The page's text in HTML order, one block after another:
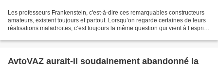
Les professeurs Frankenstein, c'est-à-dire ces remarquables constructeurs
amateurs, existent toujours et partout. Lorsqu’on regarde certaines de leurs
réalisations maladroites, c’est toujours la même question qui vient à l’esprit !
AvtoVAZ aurait-il soudainement abandonné la